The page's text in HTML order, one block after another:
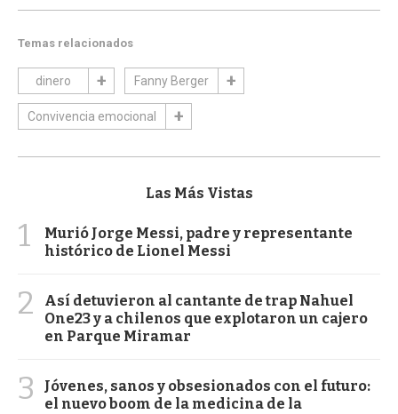
Temas relacionados
dinero Fanny Berger
Convivencia emocional
Las Más Vistas
1
Murió Jorge Messi, padre y representante
histórico de Lionel Messi
2
Así detuvieron al cantante de trap Nahuel
One23 y a chilenos que explotaron un cajero
en Parque Miramar
3
Jóvenes, sanos y obsesionados con el futuro:
el nuevo boom de la medicina de la